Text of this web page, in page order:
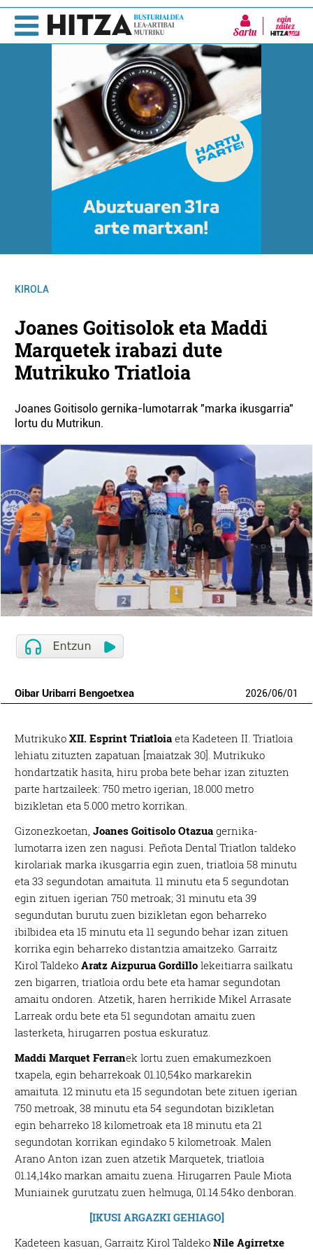
Sartu
KIROLA
Joanes Goitisolok eta Maddi
Marquetek irabazi dute
Mutrikuko Triatloia
Joanes Goitisolo gernika-lumotarrak "marka ikusgarria"
lortu du Mutrikun.
Oibar Uribarri Bengoetxea 2026/06/01
Mutrikuko XII. Esprint Triatloiaeta Kadeteen II. Triatloia
lehiatu zituzten zapatuan [maiatzak 30]. Mutrikuko
hondartzatik hasita, hiru proba bete behar izan zituzten
parte hartzaileek: 750 metro igerian, 18.000 metro
bizikletan eta 5.000 metro korrikan.
Gizonezkoetan,Joanes Goitisolo Otazua gernika-
lumotarra izen zen nagusi. Peñota Dental Triatlon taldeko
kirolariak marka ikusgarria egin zuen, triatloia 58 minutu
eta 33 segundotan amaituta. 11 minutu eta 5 segundotan
egin zituen igerian 750 metroak; 31 minutu eta 39
segundutan burutu zuen bizikletan egon beharreko
ibilbidea eta 15 minutu eta 11 segundo behar izan zituen
korrika egin beharreko distantzia amaitzeko. Garraitz
Kirol TaldekoAratz Aizpurua Gordillolekeitiarra sailkatu
zen bigarren, triatloia ordu bete eta hamar segundotan
amaitu ondoren. Atzetik, haren herrikide Mikel Arrasate
Larreak ordu bete eta 51 segundotan amaitu zuen
lasterketa, hirugarren postua eskuratuz.
Maddi Marquet Ferranek lortu zuen emakumezkoen
txapela, egin beharrekoak 01.10,54ko markarekin
amaituta. 12 minutu eta 15 segundotan bete zituen igerian
750 metroak, 38 minutu eta 54 segundotan bizikletan
egin beharreko 18 kilometroak eta 18 minutu eta 21
segundotan korrikan egindako 5 kilometroak. Malen
Arano Anton izan zuen atzetik Marquetek, triatloia
01.14,14ko markan amaitu zuena. Hirugarren Paule Miota
Muniainek gurutzatu zuen helmuga, 01.14.54ko denboran.
[IKUSI ARGAZKI GEHIAGO]
Kadeteen kasuan, Garraitz Kirol TaldekoNile Agirretxe